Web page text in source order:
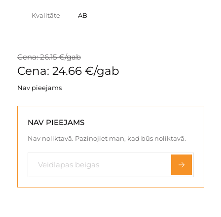
Kvalitāte AB
Cena: 26.15 €/gab
Cena: 24.66 €/gab
Nav pieejams
NAV PIEEJAMS
Nav noliktavā. Paziņojiet man, kad būs noliktavā.